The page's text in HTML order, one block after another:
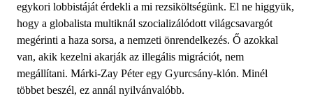
egykori lobbistáját érdekli a mi rezsiköltségünk. El ne higgyük,
hogy a globalista multiknál szocializálódott világcsavargót
megérinti a haza sorsa, a nemzeti önrendelkezés. Ő azokkal
van, akik kezelni akarják az illegális migrációt, nem
megállítani. Márki-Zay Péter egy Gyurcsány-klón. Minél
többet beszél, ez annál nyilvánvalóbb.